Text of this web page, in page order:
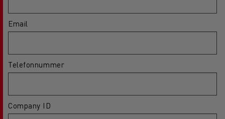
Email
Telefonnummer
Company ID